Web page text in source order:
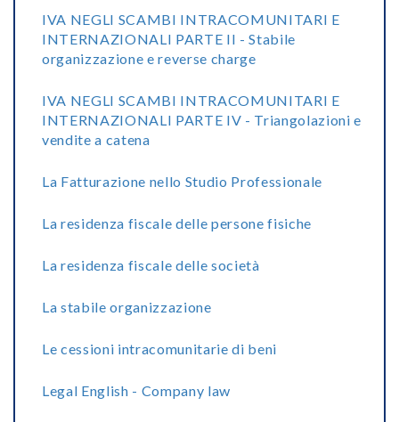
IVA NEGLI SCAMBI INTRACOMUNITARI E
INTERNAZIONALI PARTE II - Stabile
organizzazione e reverse charge
IVA NEGLI SCAMBI INTRACOMUNITARI E
INTERNAZIONALI PARTE IV - Triangolazioni e
vendite a catena
La Fatturazione nello Studio Professionale
La residenza fiscale delle persone fisiche
La residenza fiscale delle società
La stabile organizzazione
Le cessioni intracomunitarie di beni
Legal English - Company law